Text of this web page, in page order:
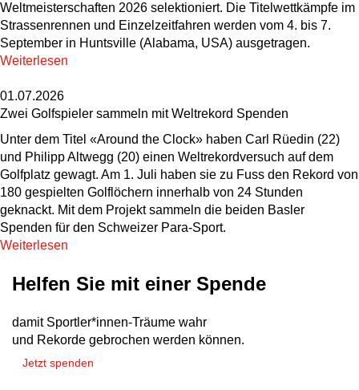
Weltmeisterschaften 2026 selektioniert. Die Titelwettkämpfe im
Strassenrennen und Einzelzeitfahren werden vom 4. bis 7.
September in Huntsville (Alabama, USA) ausgetragen.
Weiterlesen
01.07.2026
Zwei Golfspieler sammeln mit Weltrekord Spenden
Unter dem Titel «Around the Clock» haben Carl Rüedin (22)
und Philipp Altwegg (20) einen Weltrekordversuch auf dem
Golfplatz gewagt. Am 1. Juli haben sie zu Fuss den Rekord von
180 gespielten Golflöchern innerhalb von 24 Stunden
geknackt. Mit dem Projekt sammeln die beiden Basler
Spenden für den Schweizer Para-Sport.
Weiterlesen
Helfen Sie mit einer Spende
damit Sportler*innen-Träume wahr
und Rekorde gebrochen werden können.
Jetzt spenden